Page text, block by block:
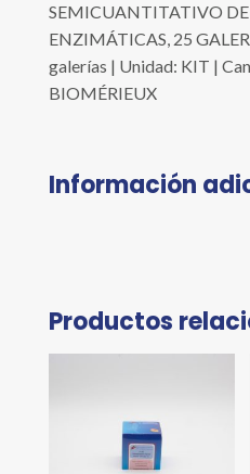
SEMICUANTITATIVO
ENZIMÁTICAS, 25
galerías | Unidad: KIT |
BIOMÉRIEUX
Información
Productos